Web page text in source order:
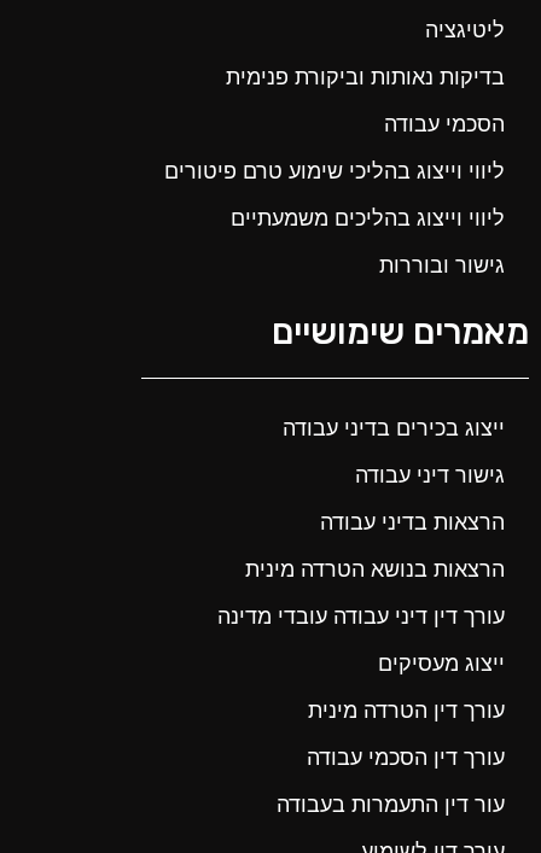
ליטיגציה
בדיקות נאותות וביקורת פנימית
הסכמי עבודה
ליווי וייצוג בהליכי שימוע טרם פיטורים
ליווי וייצוג בהליכים משמעתיים
גישור ובוררות
מאמרים שימושיים
ייצוג בכירים בדיני עבודה
גישור דיני עבודה
הרצאות בדיני עבודה
הרצאות בנושא הטרדה מינית
עורך דין דיני עבודה עובדי מדינה
ייצוג מעסיקים
עורך דין הטרדה מינית
עורך דין הסכמי עבודה
עור דין התעמרות בעבודה